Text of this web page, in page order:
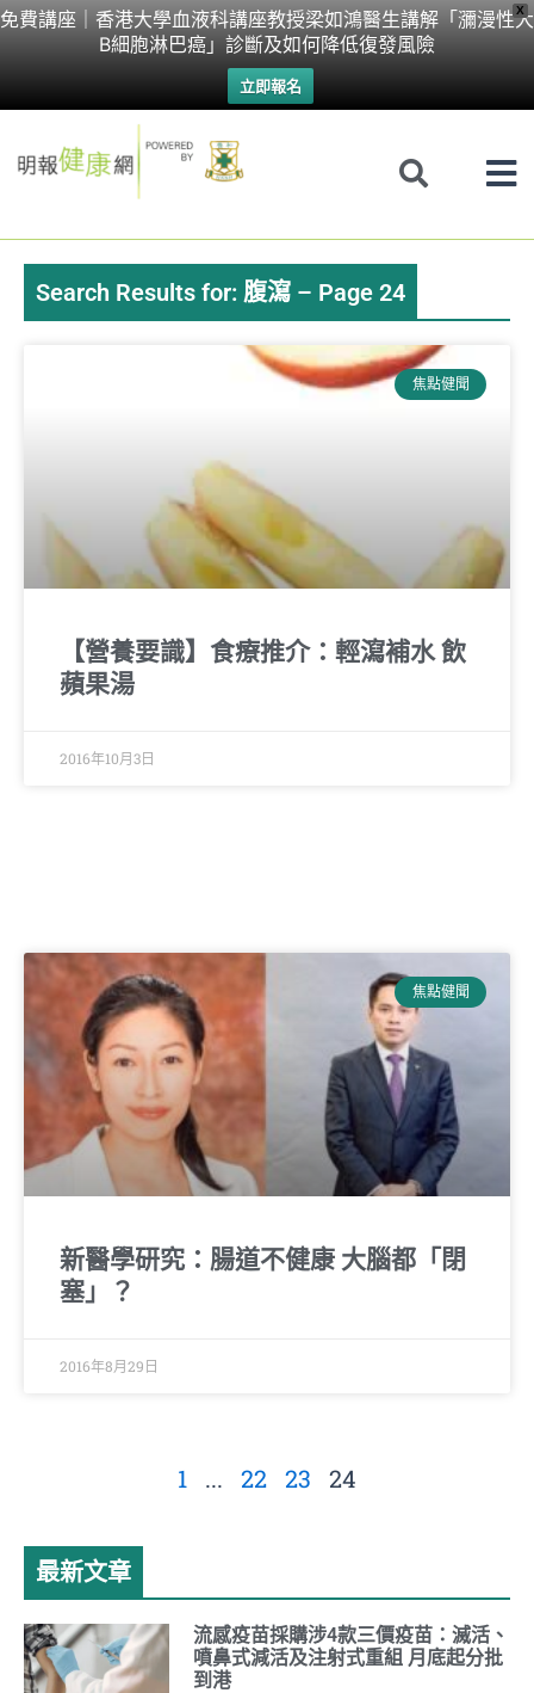
X
免費講座｜香港大學血液科講座教授梁如鴻醫生講解「瀰漫性大
B細胞淋巴癌」診斷及如何降低復發風險
立即報名
Skip
Search Results for: 腹瀉 – Page 24
焦點健聞
【營養要識】食療推介：輕瀉補水 飲
蘋果湯
2016年10月3日
焦點健聞
新醫學研究：腸道不健康 大腦都「閉
塞」？
2016年8月29日
1 ...
Page
22
Page
23
Page
24
最新文章
流感疫苗採購涉4款三價疫苗：滅活、
噴鼻式減活及注射式重組 月底起分批
到港